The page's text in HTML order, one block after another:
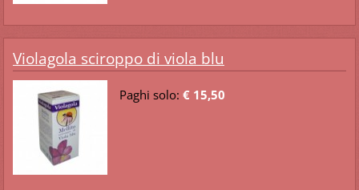
Violagola sciroppo di viola blu
Paghi solo: € 15,50